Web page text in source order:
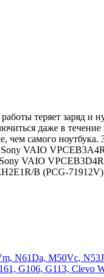
теряет заряд и
даже в
самого
Sony VAIO
VAIO
B (PCG-
N61Da, M50Vc,
G106, G113, Clevo